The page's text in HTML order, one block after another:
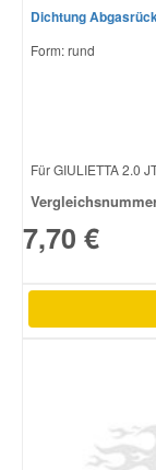
Dichtung
Form: rund
Für GIULIETTA 2.0
7,70 €